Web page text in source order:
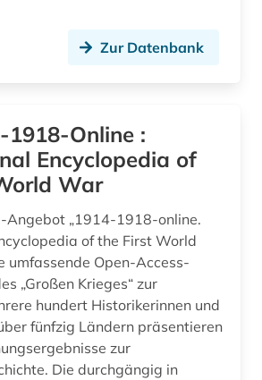
beeinträchtigung (1)
(1)
begräbnisstätte (1)
behinderung (2)
Zur Datenbank
1918-Online :
Encyclopedia of
War
Angebot „1914-1918-online.
of the First World
umfassende Open-Access-
„Großen Krieges“ zur
hundert Historikerinnen und
fünfzig Ländern präsentieren
zur
Die durchgängig in